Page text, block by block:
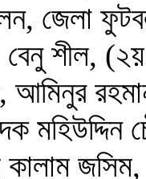
জেলা
শীল,
মহিউদ্দিন